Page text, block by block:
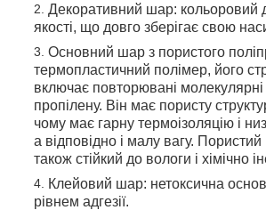
Декоративний шар: кольоровий
якості, що довго зберігає свою
Основний шар з пористого
термопластичний полімер, його
включає повторювані молекулярні
пропілену. Він має пористу
чому має гарну термоізоляцію і
а відповідно і малу вагу. Пористий
також стійкий до вологи і хімічно
Клейовий шар: нетоксична
рівнем адгезії.